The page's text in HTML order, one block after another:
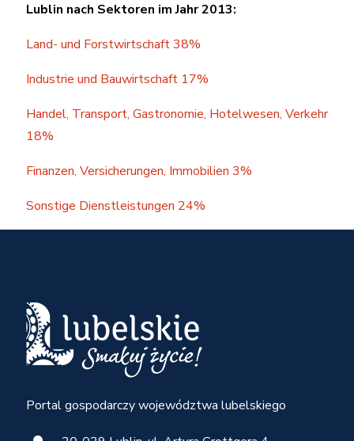
Lublin nach Sektoren im Jahr 2013:
Land- und Forstwirtschaft 38%
Industrie und Bauwirtschaft 17%
Handel, Transport, Gastronomie, Hotelwesen, Verkehr
18%
Finanzen, Versicherungen, Immobilien 3%
Sonstige Dienstleistungen 24%
Portal gospodarczy województwa lubelskiego